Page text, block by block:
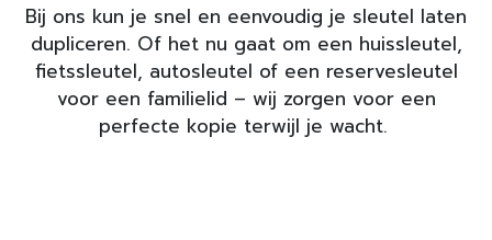
Bij ons kun je snel en eenvoudig je sleutel laten
dupliceren. Of het nu gaat om een huissleutel,
fietssleutel, autosleutel of een reservesleutel
voor een familielid – wij zorgen voor een
perfecte kopie terwijl je wacht.